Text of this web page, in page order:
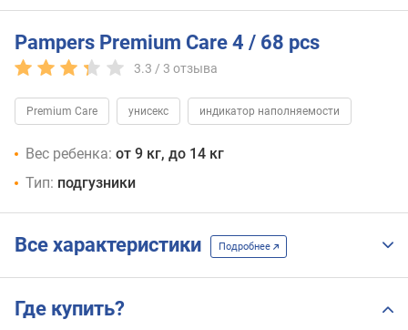
Pampers Premium Care 4 / 68 pcs
3.3 / 3 отзыва
Premium Care унисекс индикатор наполняемости
Вес ребенка: от 9 кг, до 14 кг
Тип: подгузники
Все характеристики Подробнее
Где купить?